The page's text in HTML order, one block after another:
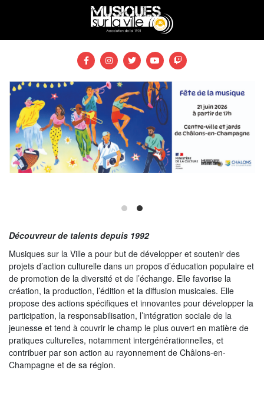
Découvreur de talents depuis 1992
Musiques sur la Ville a pour but de développer et soutenir des
projets d’action culturelle dans un propos d’éducation populaire et
de promotion de la diversité et de l’échange. Elle favorise la
création, la production, l’édition et la diffusion musicales. Elle
propose des actions spécifiques et innovantes pour développer la
participation, la responsabilisation, l’intégration sociale de la
jeunesse et tend à couvrir le champ le plus ouvert en matière de
pratiques culturelles, notamment intergénérationnelles, et
contribuer par son action au rayonnement de Châlons-en-
Champagne et de sa région.